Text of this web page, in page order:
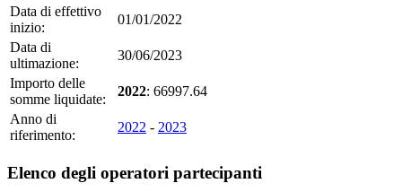
Data di effettivo
inizio:
01/01/2022
Data di
ultimazione:
30/06/2023
Importo delle
somme liquidate:
2022: 66997.64
Anno di
riferimento:
2022 - 2023
Elenco degli operatori partecipanti